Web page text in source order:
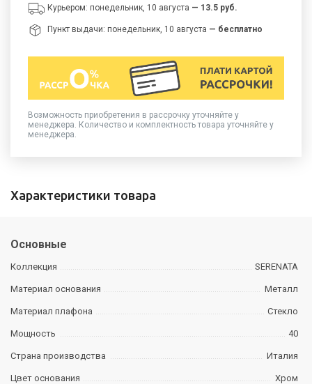
Курьером: понедельник, 10 августа — 13.5 руб.
Пункт выдачи: понедельник, 10 августа — бесплатно
Возможность приобретения в рассрочку уточняйте у
менеджера. Количество и комплектность товара уточняйте у
менеджера.
Характеристики товара
Основные
Коллекция SERENATA
Материал основания Металл
Материал плафона Стекло
Мощность 40
Страна производства Италия
Цвет основания Хром